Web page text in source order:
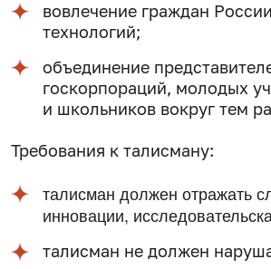
вовлечение граждан
технологий;
объединение
госкорпораций, молодых
и школьников вокруг тем
Требования к талисману:
талисман должен отражать
инновации,
талисман не должен